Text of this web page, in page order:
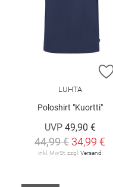
LUHTA
Poloshirt "Kuortti"
UVP 49,90 €
44,99 € 34,99 €
inkl. MwSt. zzgl.Versand